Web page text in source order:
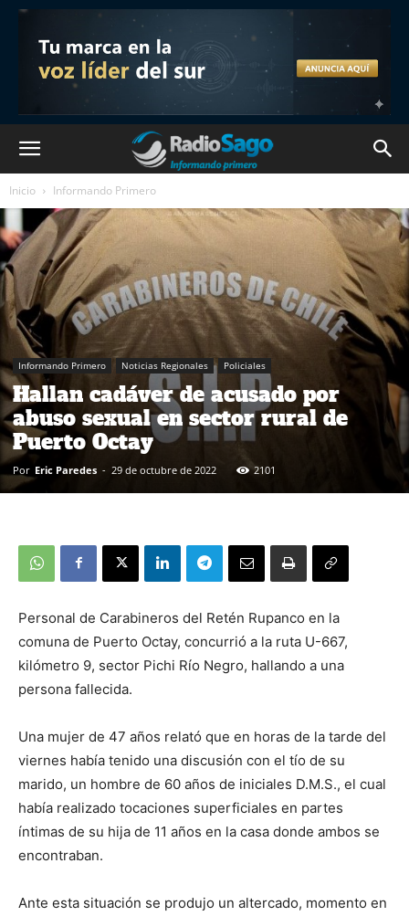
Inicio Informando Primero
Informando Primero Noticias Regionales Policiales
Hallan cadáver de acusado por
abuso sexual en sector rural de
Puerto Octay
Por Eric Paredes - 29 de octubre de 2022 2101
Personal de Carabineros del Retén Rupanco en la
comuna de Puerto Octay, concurrió a la ruta U-667,
kilómetro 9, sector Pichi Río Negro, hallando a una
persona fallecida.
Una mujer de 47 años relató que en horas de la tarde del
viernes había tenido una discusión con el tío de su
marido, un hombre de 60 años de iniciales D.M.S., el cual
había realizado tocaciones superficiales en partes
íntimas de su hija de 11 años en la casa donde ambos se
encontraban.
Ante esta situación se produjo un altercado, momento en